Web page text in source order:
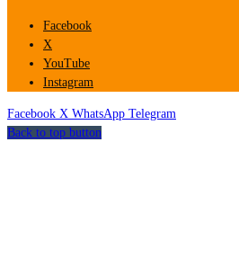
Facebook
X
YouTube
Instagram
Facebook X WhatsApp Telegram
Back to top button